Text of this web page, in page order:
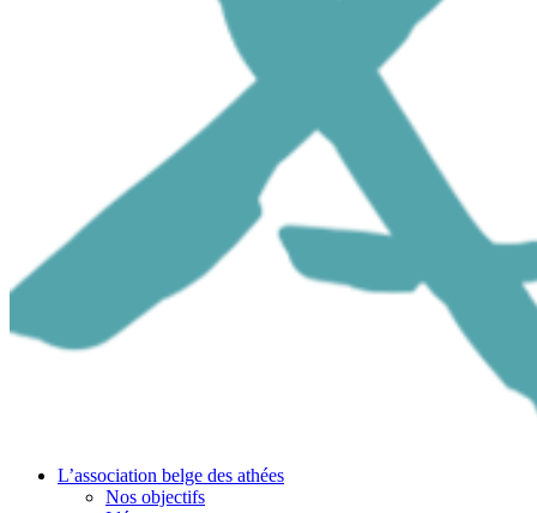
L’association belge des athées
Nos objectifs